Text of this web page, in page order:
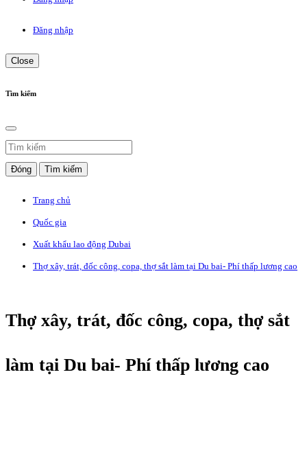
Đăng nhập
Close
Tìm kiếm
Đóng Tìm kiếm
Trang chủ
Quốc gia
Xuất khẩu lao động Dubai
Thợ xây, trát, đốc công, copa, thợ sắt làm tại Du bai- Phí thấp lương cao
Thợ xây, trát, đốc công, copa, thợ sắt
làm tại Du bai- Phí thấp lương cao